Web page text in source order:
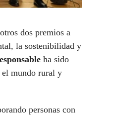
dos premios a
la sostenibilidad y
ha sido
mundo rural y
personas con